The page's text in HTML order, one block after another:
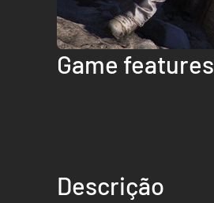
Game features
Descrição